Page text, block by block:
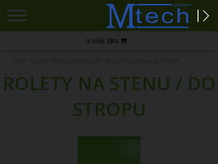
PRIHLÁSENIE
Košík 0ks
ROLETY NA STENU / DO
STROPU